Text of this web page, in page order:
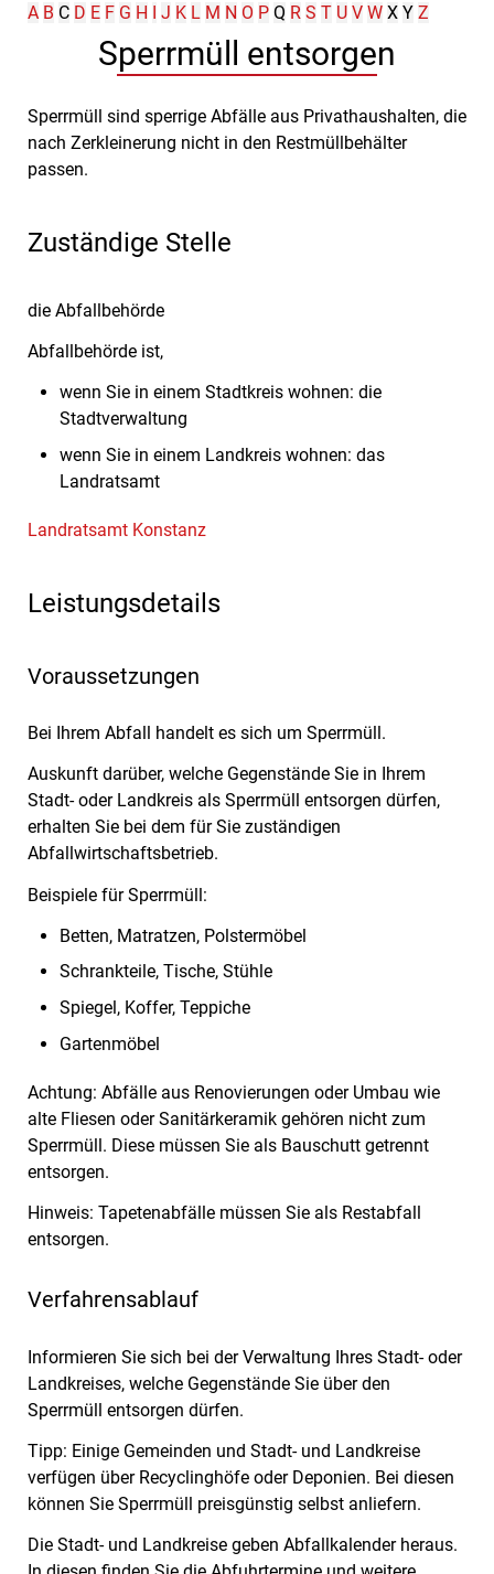
A B C D E F G H I J K L M N O P Q R S T U V W X Y Z
Sperrmüll entsorgen
Sperrmüll sind sperrige Abfälle aus Privathaushalten, die
nach Zerkleinerung nicht in den Restmüllbehälter
passen.
Zuständige Stelle
die Abfallbehörde
Abfallbehörde ist,
wenn Sie in einem Stadtkreis wohnen: die
Stadtverwaltung
wenn Sie in einem Landkreis wohnen: das
Landratsamt
Landratsamt Konstanz
Leistungsdetails
Voraussetzungen
Bei Ihrem Abfall handelt es sich um Sperrmüll.
Auskunft darüber, welche Gegenstände Sie in Ihrem
Stadt- oder Landkreis als Sperrmüll entsorgen dürfen,
erhalten Sie bei dem für Sie zuständigen
Abfallwirtschaftsbetrieb.
Beispiele für Sperrmüll:
Betten, Matratzen, Polstermöbel
Schrankteile, Tische, Stühle
Spiegel, Koffer, Teppiche
Gartenmöbel
Achtung: Abfälle aus Renovierungen oder Umbau wie
alte Fliesen oder Sanitärkeramik gehören nicht zum
Sperrmüll. Diese müssen Sie als Bauschutt getrennt
entsorgen.
Hinweis: Tapetenabfälle müssen Sie als Restabfall
entsorgen.
Verfahrensablauf
Informieren Sie sich bei der Verwaltung Ihres Stadt- oder
Landkreises, welche Gegenstände Sie über den
Sperrmüll entsorgen dürfen.
Tipp: Einige Gemeinden und Stadt- und Landkreise
verfügen über Recyclinghöfe oder Deponien. Bei diesen
können Sie Sperrmüll preisgünstig selbst anliefern.
Die Stadt- und Landkreise geben Abfallkalender heraus.